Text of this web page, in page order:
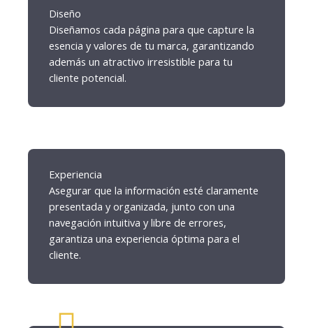
Diseño
Diseñamos cada página para que capture la
esencia y valores de tu marca, garantizando
además un atractivo irresistible para tu
cliente potencial.
Experiencia
Asegurar que la información esté claramente
presentada y organizada, junto con una
navegación intuitiva y libre de errores,
garantiza una experiencia óptima para el
cliente.